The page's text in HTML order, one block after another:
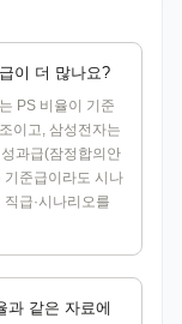
이 더 많나요?
PS 비율이 기준
이고, 삼성전자는
과급(잠정합의안
기준급이라도 시나
급·시나리오를
과 같은 자료에